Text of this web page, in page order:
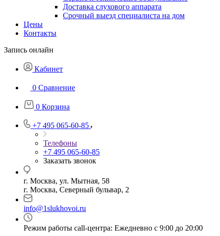
Доставка слухового аппарата
Срочный выезд специалиста на дом
Цены
Контакты
Запись онлайн
Кабинет
0 Сравнение
0 Корзина
+7 495 065-60-85
Телефоны
+7 495 065-60-85
Заказать звонок
г. Москва, ул. Мытная, 58
г. Москва, Северный бульвар, 2
info@1slukhovoi.ru
Режим работы call-центра: Ежедневно с 9:00 до 20:00